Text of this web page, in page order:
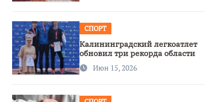
СПОРТ
Калининградский легкоатлет
обновил три рекорда области
Июн 15, 2026